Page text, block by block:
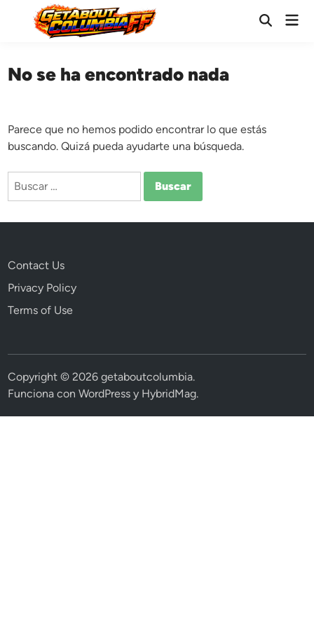
contenido
Abrir
No se ha encontrado nada
Parece que no hemos podido encontrar lo que estás
buscando. Quizá pueda ayudarte una búsqueda.
Buscar:
Contact Us
Privacy Policy
Terms of Use
Copyright © 2026getaboutcolumbia.
Funciona conWordPress y HybridMag.